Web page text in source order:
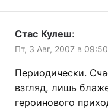
Стас Кулеш:
Пт, 3 Авг, 2007 в 09:50
Периодически.
взгляд, лишь
героинового